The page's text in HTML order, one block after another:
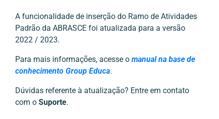
A funcionalidade de inserção do Ramo de Atividades
Padrão da ABRASCE foi atualizada para a versão
2022 / 2023.
Para mais informações, acesse o manual na base de
conhecimento Group Educa.
Dúvidas referente à atualização? Entre em contato
com o Suporte.